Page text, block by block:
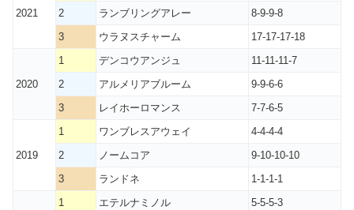
2021 2 ランブリングアレー
8-9-9-8
3
ウラヌスチャーム 17-17-17-18
2020
1 デンコウアンジュ
11-11-11-7
2
アルメリアブルーム
9-9-6-6
3
レイホーロマンス 7-7-6-5
2019
1 ワンブレスアウェイ
4-4-4-4
2
ノームコア
9-10-10-10
3
ランドネ 1-1-1-1
1 エテルナミノル
5-5-5-3